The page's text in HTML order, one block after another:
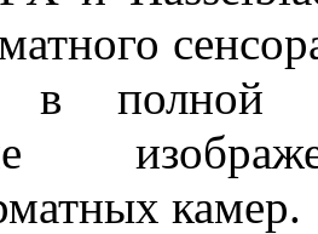
в полной
камер.